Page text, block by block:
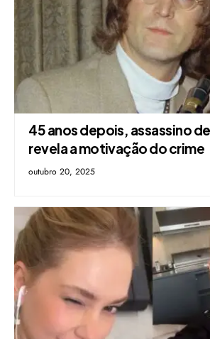
45 anos depois, assassino
revela a motivação do crime
outubro 20, 2025